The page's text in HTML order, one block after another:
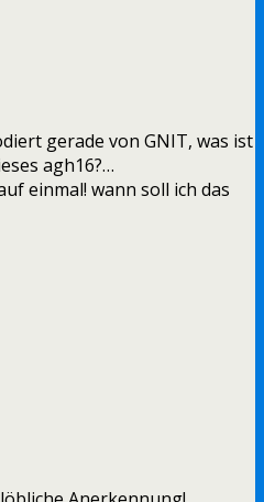
gerade von GNIT, was ist
agh16?…
einmal! wann soll ich das